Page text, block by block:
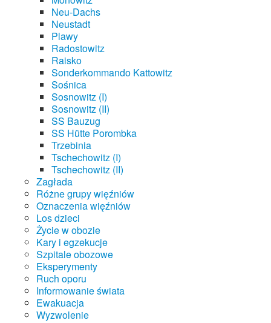
Neu-Dachs
Neustadt
Plawy
Radostowitz
Raisko
Sonderkommando Kattowitz
Sośnica
Sosnowitz (I)
Sosnowitz (II)
SS Bauzug
SS Hütte Porombka
Trzebinia
Tschechowitz (I)
Tschechowitz (II)
Zagłada
Różne grupy więźniów
Oznaczenia więźniów
Los dzieci
Życie w obozie
Kary i egzekucje
Szpitale obozowe
Eksperymenty
Ruch oporu
Informowanie świata
Ewakuacja
Wyzwolenie